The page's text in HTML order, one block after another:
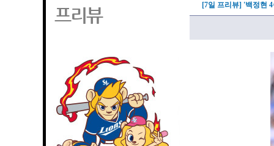
프리뷰 [7일 프리뷰] '백정현